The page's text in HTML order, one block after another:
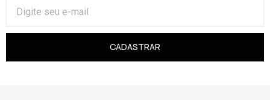
CADASTRAR